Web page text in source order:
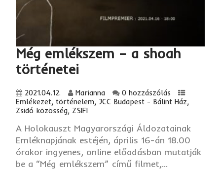
Még emlékszem – a shoah
történetei
2021.04.12. Marianna
0 hozzászólás
Emlékezet, történelem, JCC Budapest - Bálint Ház,
Zsidó közösség, ZSIFI
A Holokauszt Magyarországi Áldozatainak
Emléknapjának estéjén, április 16-án 18.00
órakor ingyenes, online előadásban mutatják
be a “Még emlékszem” című filmet,...